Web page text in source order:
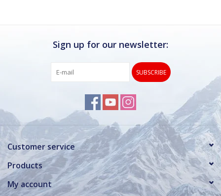
Sign up for our newsletter:
SUBSCRIBE
Customer service
Products
My account